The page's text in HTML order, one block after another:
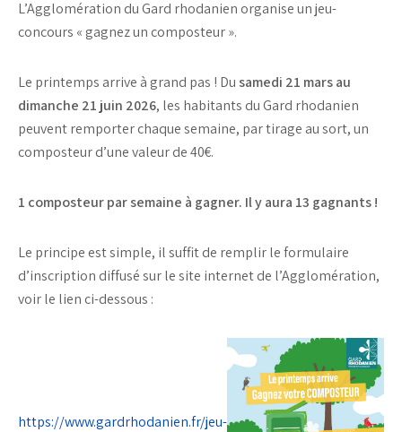
L’Agglomération du Gard rhodanien organise un jeu-
concours « gagnez un composteur ».
Le printemps arrive à grand pas ! Du samedi 21 mars au
dimanche 21 juin 2026, les habitants du Gard rhodanien
peuvent remporter chaque semaine, par tirage au sort, un
composteur d’une valeur de 40€.
1 composteur par semaine à gagner. Il y aura 13 gagnants !
Le principe est simple, il suffit de remplir le formulaire
d’inscription diffusé sur le site internet de l’Agglomération,
voir le lien ci-dessous :
https://www.gardrhodanien.fr/jeu-